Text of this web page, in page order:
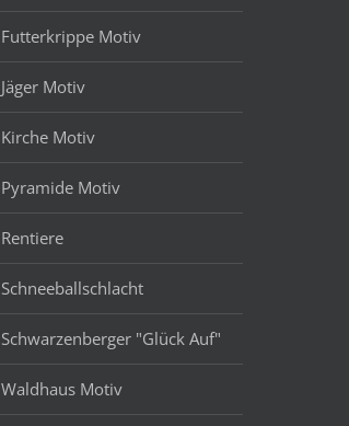
Futterkrippe Motiv
Jäger Motiv
Kirche Motiv
Pyramide Motiv
Rentiere
Schneeballschlacht
Schwarzenberger "Glück Auf"
Waldhaus Motiv